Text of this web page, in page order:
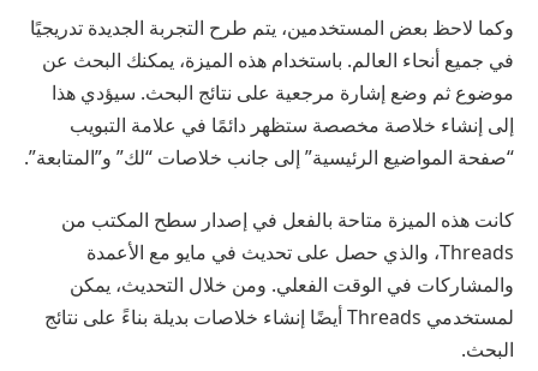
وكما لاحظ بعض المستخدمين، يتم طرح التجربة الجديدة تدريجيًا
في جميع أنحاء العالم. باستخدام هذه الميزة، يمكنك البحث عن
موضوع ثم وضع إشارة مرجعية على نتائج البحث. سيؤدي هذا
إلى إنشاء خلاصة مخصصة ستظهر دائمًا في علامة التبويب
“صفحة المواضيع الرئيسية” إلى جانب خلاصات “لك” و”المتابعة”.
كانت هذه الميزة متاحة بالفعل في إصدار سطح المكتب من
Threads، والذي حصل على تحديث في مايو مع الأعمدة
والمشاركات في الوقت الفعلي. ومن خلال التحديث، يمكن
لمستخدمي Threads أيضًا إنشاء خلاصات بديلة بناءً على نتائج
البحث.